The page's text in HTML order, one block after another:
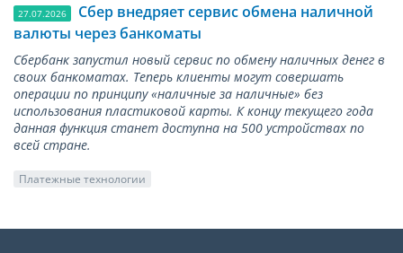
27.07.2026
Сбер внедряет сервис обмена наличной
валюты через банкоматы
Сбербанк запустил новый сервис по обмену наличных денег в
своих банкоматах. Теперь клиенты могут совершать
операции по принципу «наличные за наличные» без
использования пластиковой карты. К концу текущего года
данная функция станет доступна на 500 устройствах по
всей стране.
Платежные технологии